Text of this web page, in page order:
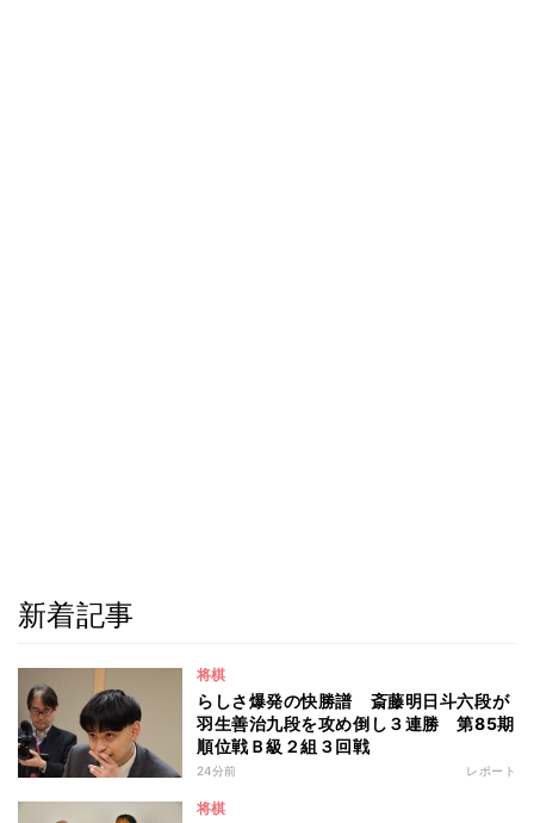
新着記事
将棋
らしさ爆発の快勝譜 斎藤明日斗六段が
羽生善治九段を攻め倒し３連勝 第85期
順位戦Ｂ級２組３回戦
24分前 レポート
将棋